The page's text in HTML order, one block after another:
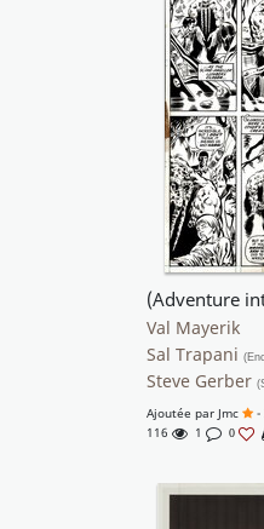
(Adventure
Val Mayerik
Sal Trapani
Steve Gerber
Ajoutée par Jmc
-
116
1 0